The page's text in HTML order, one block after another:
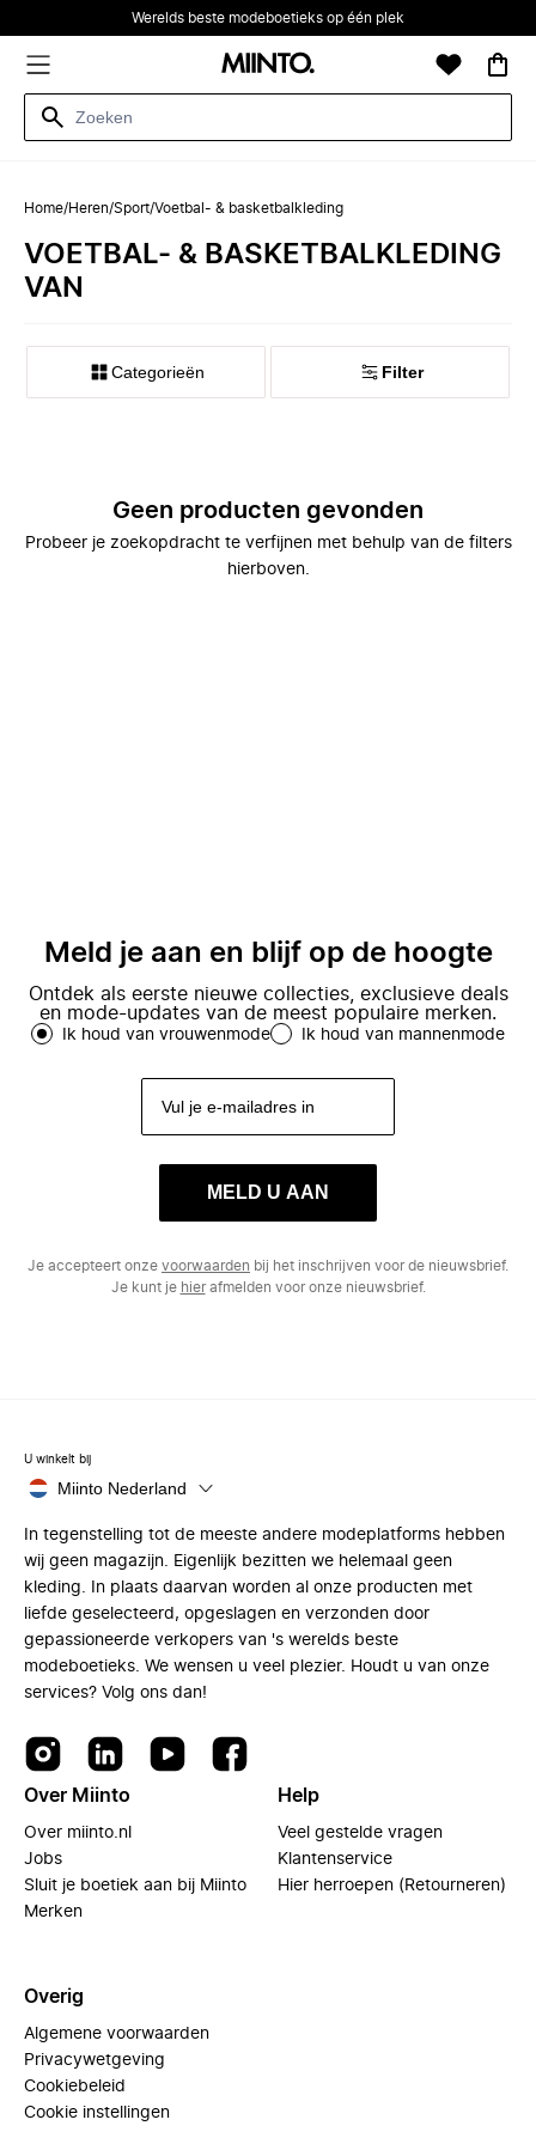
Werelds beste modeboetieks op één plek
Home/Heren/Sport/Voetbal- & basketbalkleding
VOETBAL- & BASKETBALKLEDING
VAN
Categorieën Filter
Geen producten gevonden
Probeer je zoekopdracht te verfijnen met behulp van de filters
hierboven.
Meld je aan en blijf op de hoogte
Ontdek als eerste nieuwe collecties, exclusieve deals
en mode-updates van de meest populaire merken.
Ik houd van vrouwenmode Ik houd van mannenmode
MELD U AAN
Je accepteert onze voorwaarden bij het inschrijven voor de nieuwsbrief.
Je kunt je hierafmelden voor onze nieuwsbrief.
U winkelt bij
Miinto Nederland
In tegenstelling tot de meeste andere modeplatforms hebben
wij geen magazijn. Eigenlijk bezitten we helemaal geen
kleding. In plaats daarvan worden al onze producten met
liefde geselecteerd, opgeslagen en verzonden door
gepassioneerde verkopers van 's werelds beste
modeboetieks. We wensen u veel plezier. Houdt u van onze
services? Volg ons dan!
Over Miinto
Over miinto.nl
Jobs
Sluit je boetiek aan bij Miinto
Merken
Help
Veel gestelde vragen
Klantenservice
Hier herroepen (Retourneren)
Overig
Algemene voorwaarden
Privacywetgeving
Cookiebeleid
Cookie instellingen